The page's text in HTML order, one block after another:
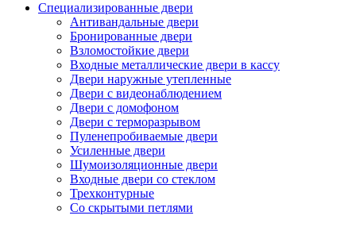
Специализированные двери
Антивандальные двери
Бронированные двери
Взломостойкие двери
Входные металлические двери в кассу
Двери наружные утепленные
Двери с видеонаблюдением
Двери с домофоном
Двери с терморазрывом
Пуленепробиваемые двери
Усиленные двери
Шумоизоляционные двери
Входные двери со стеклом
Трехконтурные
Со скрытыми петлями